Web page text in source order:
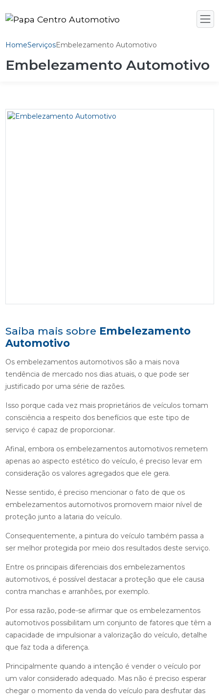
HomeServiçosEmbelezamento Automotivo
Embelezamento Automotivo
Saiba mais sobre Embelezamento
Automotivo
Os embelezamentos automotivos são a mais nova
tendência de mercado nos dias atuais, o que pode ser
justificado por uma série de razões.
Isso porque cada vez mais proprietários de veículos tomam
consciência a respeito dos benefícios que este tipo de
serviço é capaz de proporcionar.
Afinal, embora os embelezamentos automotivos remetem
apenas ao aspecto estético do veículo, é preciso levar em
consideração os valores agregados que ele gera.
Nesse sentido, é preciso mencionar o fato de que os
embelezamentos automotivos promovem maior nível de
proteção junto a lataria do veículo.
Consequentemente, a pintura do veículo também passa a
ser melhor protegida por meio dos resultados deste serviço.
Entre os principais diferenciais dos embelezamentos
automotivos, é possível destacar a proteção que ele causa
contra manchas e arranhões, por exemplo.
Por essa razão, pode-se afirmar que os embelezamentos
automotivos possibilitam um conjunto de fatores que têm a
capacidade de impulsionar a valorização do veículo, detalhe
que faz toda a diferença.
Principalmente quando a intenção é vender o veículo por
um valor considerado adequado. Mas não é preciso esperar
chegar o momento da venda do veículo para desfrutar das